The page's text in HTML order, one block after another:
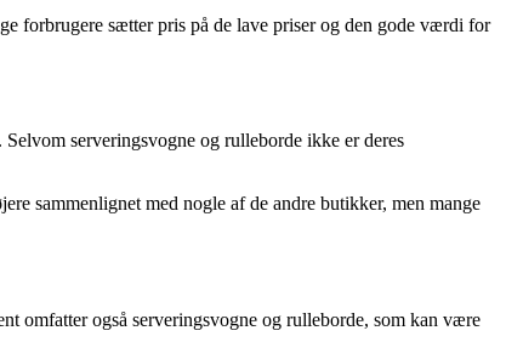
forbrugere sætter pris på de lave priser og den gode værdi for
serveringsvogne og rulleborde ikke er deres
sammenlignet med nogle af de andre butikker, men mange
omfatter også serveringsvogne og rulleborde, som kan være